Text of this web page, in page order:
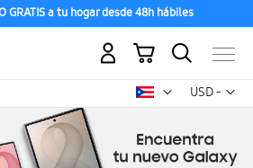
GRATIS a tu hogar desde 48h hábiles
USD -
dólar
Mi carrito